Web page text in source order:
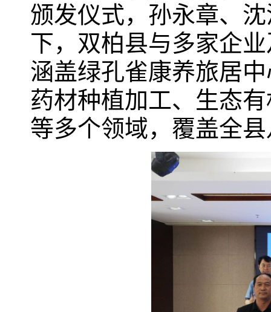
颁发仪式，孙永章、
下，双柏县与多家企
涵盖绿孔雀康养旅居
药材种植加工、生态
等多个领域，覆盖全